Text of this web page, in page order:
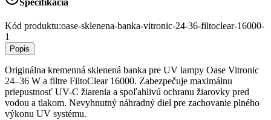
Špecifikácia
Kód produktu:oase-sklenena-banka-vitronic-24-36-filtoclear-16000-
1
Popis
Originálna kremenná sklenená banka pre UV lampy Oase Vitronic
24–36 W a filtre FiltoClear 16000. Zabezpečuje maximálnu
priepustnosť UV-C žiarenia a spoľahlivú ochranu žiarovky pred
vodou a tlakom. Nevyhnutný náhradný diel pre zachovanie plného
výkonu UV systému.